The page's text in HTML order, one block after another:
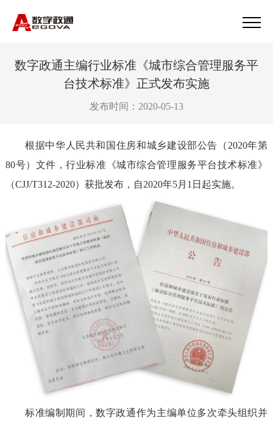
数字政通主编行业标准《城市综合管理服务平
台技术标准》正式发布实施
发布时间：2020-05-13
根据中华人民共和国住房和城乡建设部公告（2020年第
80号）文件，行业标准《城市综合管理服务平台技术标准》
（CJJ/T312-2020）获批发布，自2020年5月1日起实施。
标准编制期间，数字政通作为主编单位多次牵头组织并